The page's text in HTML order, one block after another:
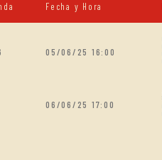
Fecha y Hora
05/06/25 16:00
06/06/25 17:00